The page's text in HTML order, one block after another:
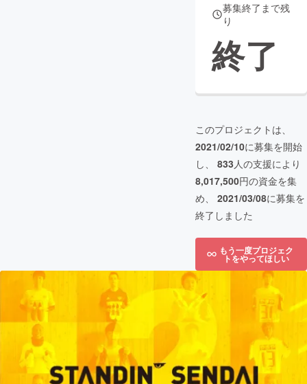
募集終了まで残
り
終了
このプロジェクトは、
2021/02/10に募集を開始
し、 833人の支援により
8,017,500円の資金を集
め、 2021/03/08に募集を
終了しました
もう一度プロジェク
トをやってほしい